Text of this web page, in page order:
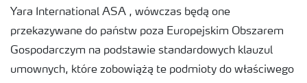
Yara International ASA , wówczas będą one
przekazywane do państw poza Europejskim Obszarem
Gospodarczym na podstawie standardowych klauzul
umownych, które zobowiążą te podmioty do właściwego